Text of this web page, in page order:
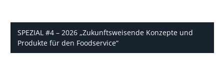
SPEZIAL #4 – 2026 „Zukunftsweisende Konzepte und
Produkte für den Foodservice“